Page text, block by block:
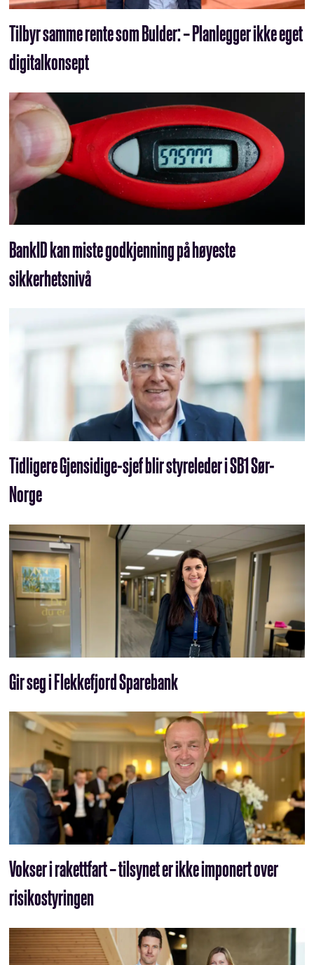
Tilbyr samme rente som Bulder: – Planlegger ikke eget
digitalkonsept
BankID kan miste godkjenning på høyeste
sikkerhetsnivå
Tidligere Gjensidige-sjef blir styreleder i SB1 Sør-
Norge
Gir seg i Flekkefjord Sparebank
Vokser i rakettfart – tilsynet er ikke imponert over
risikostyringen